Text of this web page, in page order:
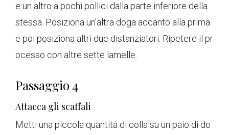
e un altro a pochi pollici dalla parte inferiore della
stessa. Posiziona un'altra doga accanto alla prima
e poi posiziona altri due distanziatori. Ripetere il pr
ocesso con altre sette lamelle.
Passaggio 4
Attacca gli scaffali
Metti una piccola quantità di colla su un paio di do